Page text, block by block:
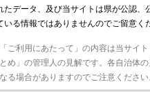
たデータ、及び当サイトは県が公認、
いる情報ではありませんのでご留意く
ご利用にあたって」の内容は当サイト
め」の管理人の見解です。各自治体
る場合がありますのでご注意ください